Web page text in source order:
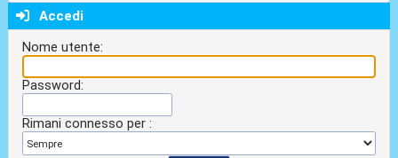
Accedi
Nome utente:
Password:
Rimani connesso per :